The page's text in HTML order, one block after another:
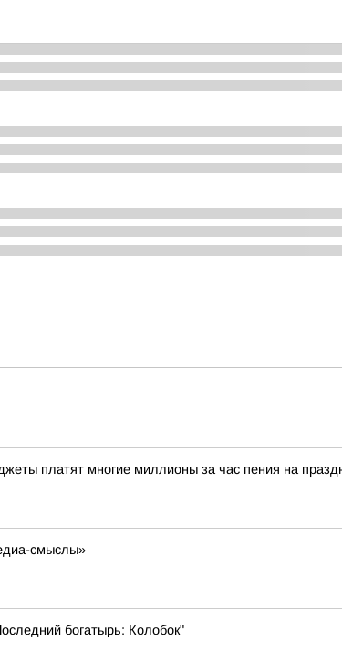
платят многие миллионы за час пения на
смыслы»
богатырь: Колобок"